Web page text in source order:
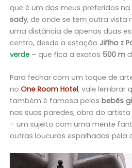
que é um dos meus preferidos
sady, de onde se tem outra vista
uma distância de apenas duas
centro, desde a estação Jiřího z
verde – que fica a exatos 500 m
Para fechar com um toque de
no One Room Hotel, vale lembrar
também é famosa pelos bebês
nas suas paredes, obra do
– um sujeito com uma mente
outras loucuras espalhadas pela